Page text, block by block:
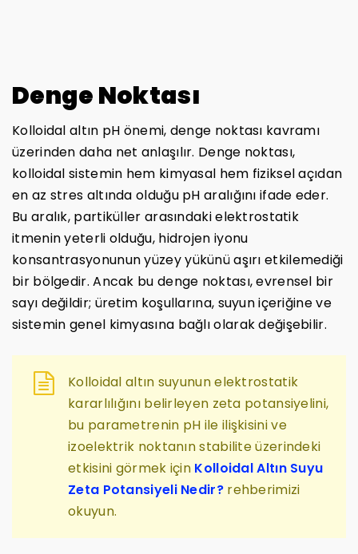
Denge Noktası
Kolloidal altın pH önemi, denge noktası kavramı
üzerinden daha net anlaşılır. Denge noktası,
kolloidal sistemin hem kimyasal hem fiziksel açıdan
en az stres altında olduğu pH aralığını ifade eder.
Bu aralık, partiküller arasındaki elektrostatik
itmenin yeterli olduğu, hidrojen iyonu
konsantrasyonunun yüzey yükünü aşırı etkilemediği
bir bölgedir. Ancak bu denge noktası, evrensel bir
sayı değildir; üretim koşullarına, suyun içeriğine ve
sistemin genel kimyasına bağlı olarak değişebilir.
Kolloidal altın suyunun elektrostatik
kararlılığını belirleyen zeta potansiyelini,
bu parametrenin pH ile ilişkisini ve
izoelektrik noktanın stabilite üzerindeki
etkisini görmek için Kolloidal Altın Suyu
Zeta Potansiyeli Nedir?rehberimizi
okuyun.